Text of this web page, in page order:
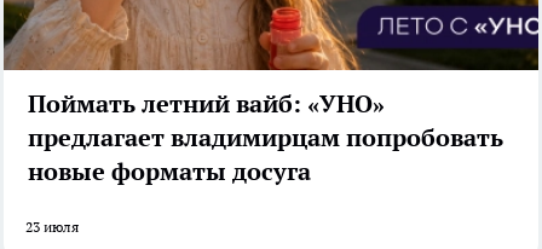
Поймать летний вайб: «УНО»
предлагает владимирцам попробовать
новые форматы досуга
23 июля